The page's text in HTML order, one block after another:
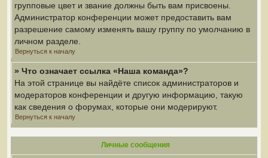
групповые цвет и звание должны быть вам присвоены.
Администратор конференции может предоставить вам
разрешение самому изменять вашу группу по умолчанию в
личном разделе.
Вернуться к началу
» Что означает ссылка «Наша команда»?
На этой странице вы найдёте список администраторов и
модераторов конференции и другую информацию, такую
как сведения о форумах, которые они модерируют.
Вернуться к началу
Личные сообщения